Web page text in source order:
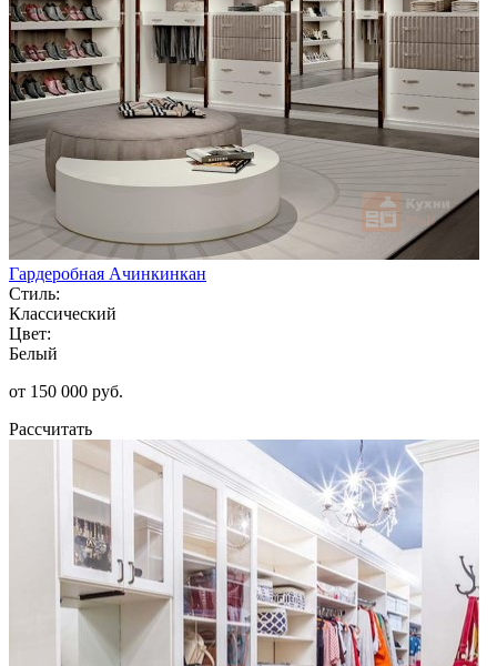
Гардеробная Ачинкинкан
Стиль:
Классический
Цвет:
Белый
от 150 000 руб.
Рассчитать